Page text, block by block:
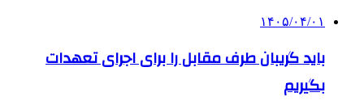
۱۴۰۵/۰۴/۰۱
باید گریبان طرف مقابل را برای اجرای تعهدات
بگیریم